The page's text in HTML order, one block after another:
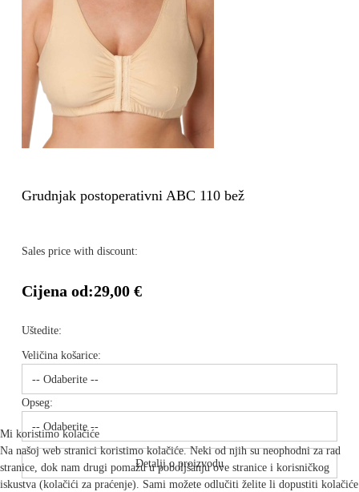
Grudnjak postoperativni ABC 110 bež
Sales price with discount:
Cijena od:29,00 €
Uštedite:
Veličina košarice:
Opseg:
Detalji o proizvodu
Mi koristimo kolačiće
Na našoj web stranici koristimo kolačiće. Neki od njih su neophodni za rad
stranice, dok nam drugi pomažu u poboljšanju ove stranice i korisničkog
iskustva (kolačići za praćenje). Sami možete odlučiti želite li dopustiti kolačiće